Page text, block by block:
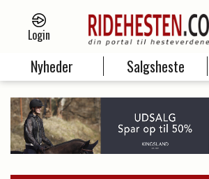
Login
Nyheder Salgsheste